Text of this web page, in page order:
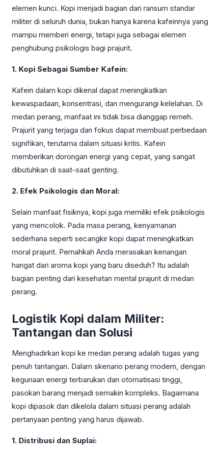
elemen kunci. Kopi menjadi bagian dari ransum standar
militer di seluruh dunia, bukan hanya karena kafeinnya yang
mampu memberi energi, tetapi juga sebagai elemen
penghubung psikologis bagi prajurit.
1. Kopi Sebagai Sumber Kafein:
Kafein dalam kopi dikenal dapat meningkatkan
kewaspadaan, konsentrasi, dan mengurangi kelelahan. Di
medan perang, manfaat ini tidak bisa dianggap remeh.
Prajurit yang terjaga dan fokus dapat membuat perbedaan
signifikan, terutama dalam situasi kritis. Kafein
memberikan dorongan energi yang cepat, yang sangat
dibutuhkan di saat-saat genting.
2. Efek Psikologis dan Moral:
Selain manfaat fisiknya, kopi juga memiliki efek psikologis
yang mencolok. Pada masa perang, kenyamanan
sederhana seperti secangkir kopi dapat meningkatkan
moral prajurit. Pernahkah Anda merasakan kenangan
hangat dari aroma kopi yang baru diseduh? Itu adalah
bagian penting dari kesehatan mental prajurit di medan
perang.
Logistik Kopi dalam Militer:
Tantangan dan Solusi
Menghadirkan kopi ke medan perang adalah tugas yang
penuh tantangan. Dalam skenario perang modern, dengan
kegunaan energi terbarukan dan otomatisasi tinggi,
pasokan barang menjadi semakin kompleks. Bagaimana
kopi dipasok dan dikelola dalam situasi perang adalah
pertanyaan penting yang harus dijawab.
1. Distribusi dan Suplai: